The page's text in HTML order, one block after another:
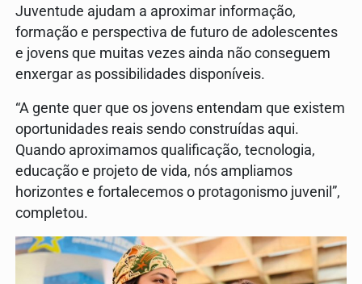
Juventude ajudam a aproximar informação,
formação e perspectiva de futuro de adolescentes
e jovens que muitas vezes ainda não conseguem
enxergar as possibilidades disponíveis.
“A gente quer que os jovens entendam que existem
oportunidades reais sendo construídas aqui.
Quando aproximamos qualificação, tecnologia,
educação e projeto de vida, nós ampliamos
horizontes e fortalecemos o protagonismo juvenil”,
completou.